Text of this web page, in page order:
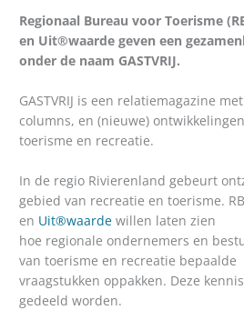
Regionaal Bureau voor Toerisme
en Uit®waarde geven een
onder de naam GASTVRIJ.
GASTVRIJ is een relatiemagazine
columns, en (nieuwe)
toerisme en recreatie.
In de regio Rivierenland gebeurt
gebied van recreatie en toerisme.
en Uit®waarde willen laten zien
hoe regionale ondernemers en
van toerisme en recreatie bepaalde
vraagstukken oppakken. Deze
gedeeld worden.